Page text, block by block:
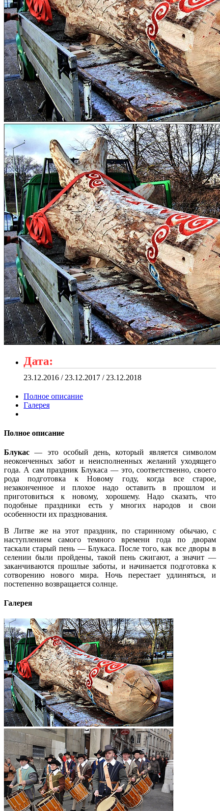
Дата:
23.12.2016 / 23.12.2017 / 23.12.2018
Полное описание
Галерея
Полное описание
Блукас — это особый день, который является символом
неоконченных забот и неисполненных желаний уходящего
года. А сам праздник Блукаса — это, соответственно, своего
рода подготовка к Новому году, когда все старое,
незаконченное и плохое надо оставить в прошлом и
приготовиться к новому, хорошему. Надо сказать, что
подобные праздники есть у многих народов и свои
особенности их празднования.
В Литве же на этот праздник, по старинному обычаю, с
наступлением самого темного времени года по дворам
таскали старый пень — Блукаса. После того, как все дворы в
селении были пройдены, такой пень сжигают, а значит —
заканчиваются прошлые заботы, и начинается подготовка к
сотворению нового мира. Ночь перестает удлиняться, и
постепенно возвращается солнце.
Галерея